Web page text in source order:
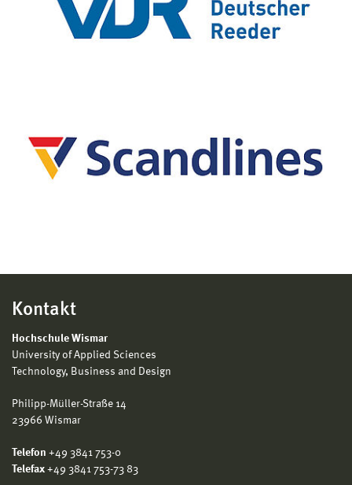
Kontakt
Hochschule Wismar
University of Applied Sciences
Technology, Business and Design
Philipp-Müller-Straße 14
23966 Wismar
Telefon +49 3841 753-0
Telefax +49 3841 753-73 83